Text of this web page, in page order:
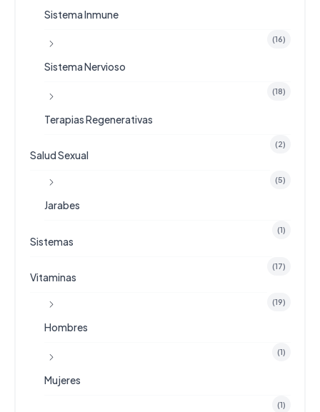
Sistema Inmune
(16)
Sistema Nervioso
(18)
Terapias Regenerativas
(2)
Salud Sexual
(5)
Jarabes
(1)
Sistemas
(17)
Vitaminas
(19)
Hombres
(1)
Mujeres
(1)